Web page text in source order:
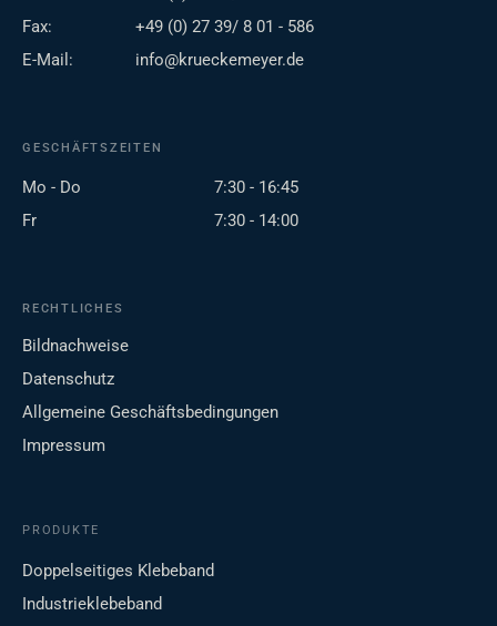
Fax:
+49 (0) 27 39/ 8 01 - 586
E-Mail:
info@krueckemeyer.de
GESCHÄFTSZEITEN
Mo - Do
7:30 - 16:45
Fr
7:30 - 14:00
RECHTLICHES
Bildnachweise
Datenschutz
Allgemeine Geschäftsbedingungen
Impressum
PRODUKTE
Doppelseitiges Klebeband
Industrieklebeband